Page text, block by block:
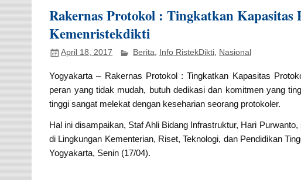
Rakernas Protokol : Tingkatkan
Kemenristekdikti
April 18, 2017 Berita, Info RistekDikti, Nasional
Yogyakarta – Rakernas Protokol : Tingkatkan Kapasitas
peran yang tidak mudah, butuh dedikasi dan komitmen yang
tinggi sangat melekat dengan keseharian seorang protokoler.
Hal ini disampaikan, Staf Ahli Bidang Infrastruktur, Hari
di Lingkungan Kementerian, Riset, Teknologi, dan Pendidikan
Yogyakarta, Senin (17/04).